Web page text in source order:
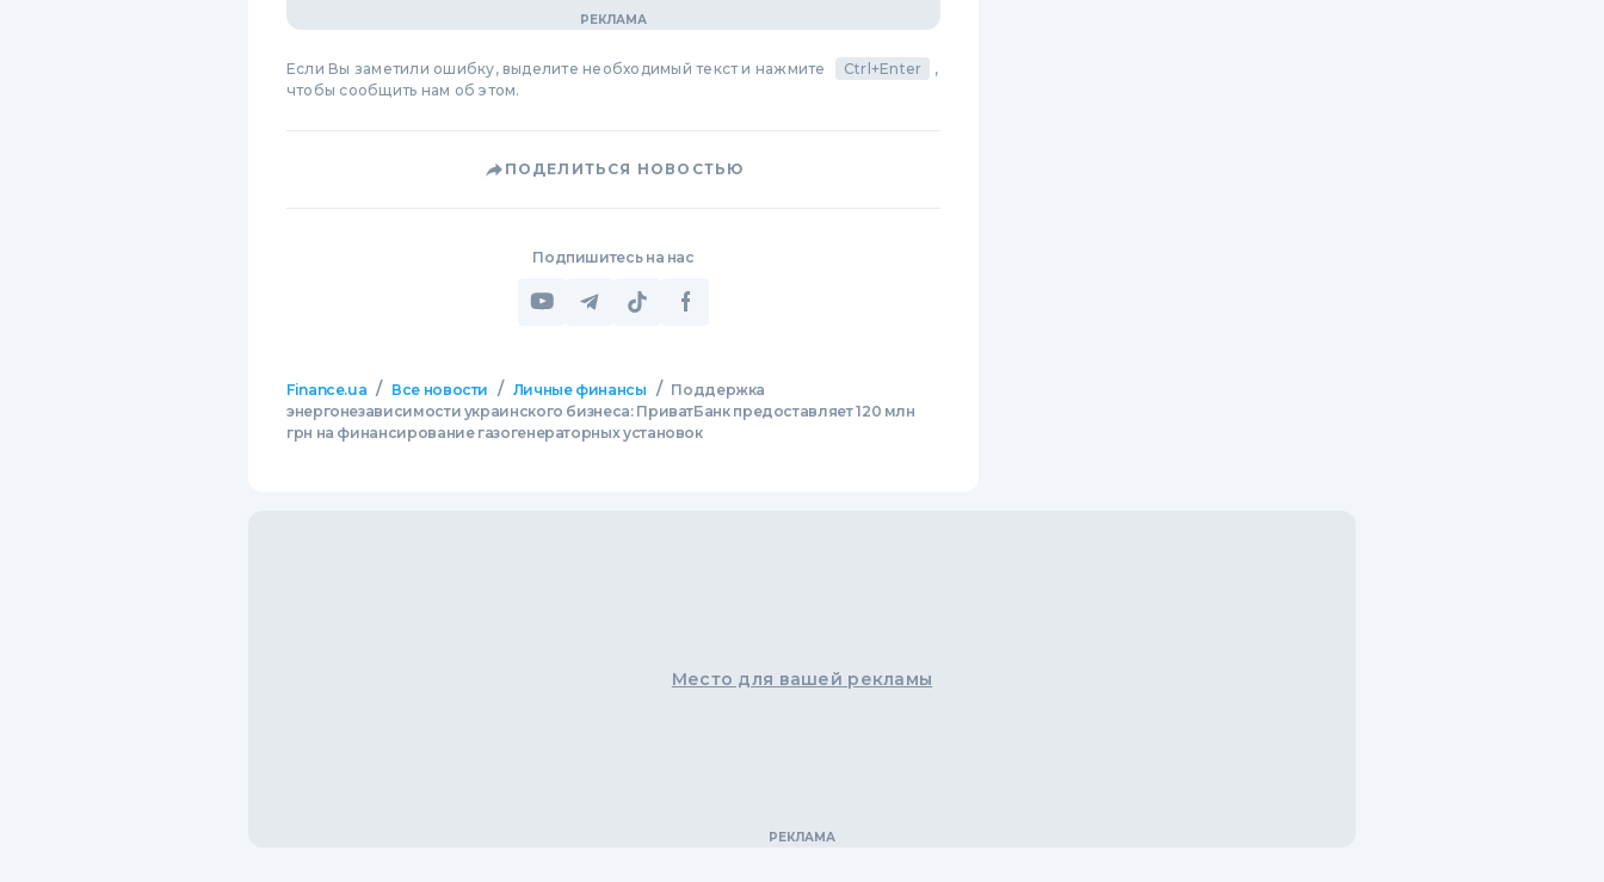
Если Вы заметили ошибку, выделите необходимый текст и нажмите Ctrl+Enter
,
чтобы сообщить нам об этом.
ПОДЕЛИТЬСЯ НОВОСТЬЮ
Подпишитесь на нас
Finance.ua / Все новости / Личные финансы / Поддержка
энергонезависимости украинского бизнеса: ПриватБанк предоставляет 120 млн
грн на финансирование газогенераторных установок
Место для вашей рекламы